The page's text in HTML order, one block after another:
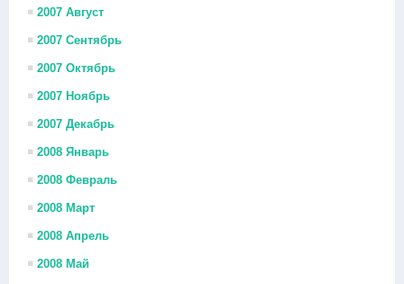
2007 Август
2007 Сентябрь
2007 Октябрь
2007 Ноябрь
2007 Декабрь
2008 Январь
2008 Февраль
2008 Март
2008 Апрель
2008 Май